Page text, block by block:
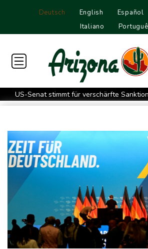
Deutsch English Español
Italiano
US-Senat stimmt für verschärfte
US-Gericht setzt Bau von Trumps
Direkt-ICE Berlin-Paris bleibt wegen
unterbrochen
Selenskyj erstmals seit Beginn von
gereist
Russland weist Verantwortung für
Flughafen zurück
US-Berufungsgericht bestätigt
umstrittenen Ballsaal-Plänen